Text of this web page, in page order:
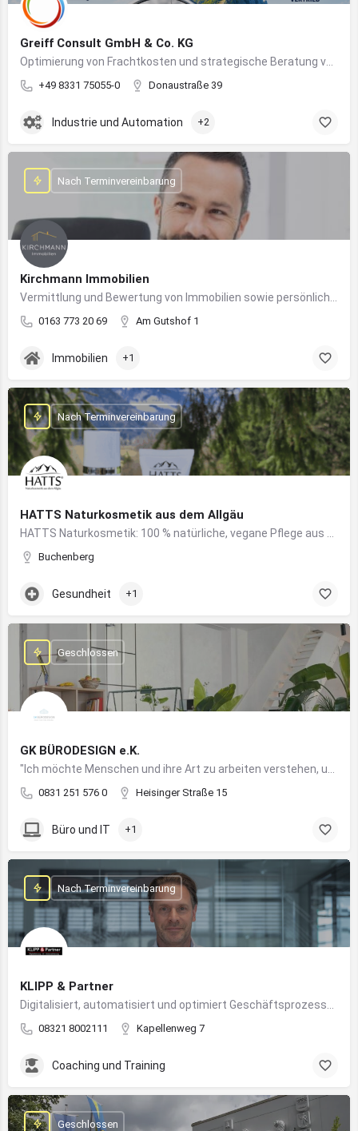
Greiff Consult GmbH & Co. KG
+49 8331 75055-0 Donaustraße 39
Industrie und Automation +2
Kirchmann Immobilien
0163 773 20 69 Am Gutshof 1
Nach Terminvereinbarung
Immobilien +1
HATTS Naturkosmetik aus dem Allgäu
Buchenberg
Nach Terminvereinbarung
Gesundheit +1
GK BÜRODESIGN e.K.
0831 251 576 0 Heisinger Straße 15
Geschlossen
Büro und IT +1
KLIPP & Partner
08321 8002111 Kapellenweg 7
Nach Terminvereinbarung
Coaching und Training
Geschlossen